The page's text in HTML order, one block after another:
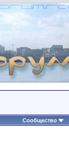
Сообщество